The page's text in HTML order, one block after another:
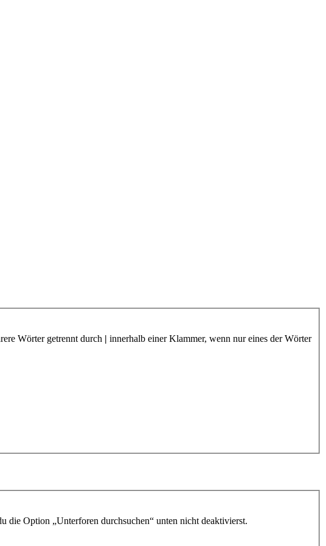
Wörter getrennt durch | innerhalb einer Klammer, wenn nur eines der Wörter
die Option „Unterforen durchsuchen“ unten nicht deaktivierst.